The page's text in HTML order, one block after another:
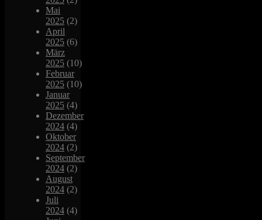
Mai
2025 (2)
April
2025 (6)
März
2025 (10)
Februar
2025 (10)
Januar
2025 (4)
Dezember
2024 (4)
Oktober
2024 (2)
September
2024 (2)
August
2024 (2)
Juli
2024 (4)